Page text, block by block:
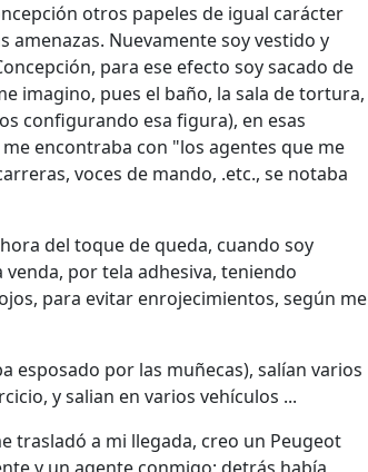
otros papeles de igual carácter
amenazas. Nuevamente soy vestido y
para ese efecto soy sacado de
imagino, pues el baño, la sala de tortura,
configurando esa figura), en esas
encontraba con "los agentes que me
voces de mando, .etc., se notaba
del toque de queda, cuando soy
por tela adhesiva, teniendo
para evitar enrojecimientos, según me
esposado por las muñecas), salían varios
y salian en varios vehículos ...
trasladó a mi llegada, creo un Peugeot